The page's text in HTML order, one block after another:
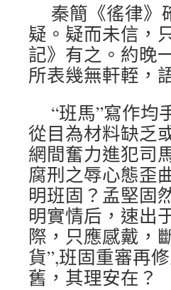
秦簡《徭律》
疑。疑而未信，
記》有之。約晚
所表幾無軒輊，
“班馬”寫作均
從目為材料缺乏
網間奮力進犯司
腐刑之辱心態歪
明班固？孟堅固
明實情后，速出
際，只應感戴，
貨”,班固重審再
舊，其理安在？